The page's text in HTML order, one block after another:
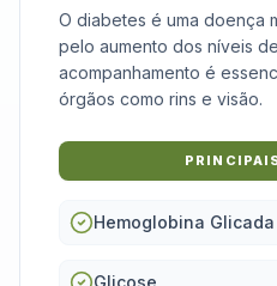
O diabetes é uma doença
pelo aumento dos níveis
acompanhamento é
órgãos como rins e visão.
Hemoglobina Glicada
Glicose